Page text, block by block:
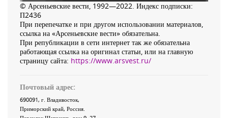
© Арсеньевские вести, 1992—2022. Индекс подписки:
П2436
При перепечатке и при другом использовании материалов,
ссылка на «Арсеньевские вести» обязательна.
При републикации в сети интернет так же обязательна
работающая ссылка на оригинал статьи, или на главную
страницу сайта: https://www.arsvest.ru/
Почтовый адрес:
690091, г. Владивосток,
Приморский край, Россия